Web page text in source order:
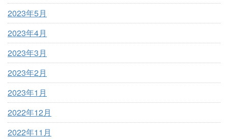
2023年5月
2023年4月
2023年3月
2023年2月
2023年1月
2022年12月
2022年11月